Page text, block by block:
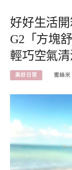
好好生活
G2「方塊
輕巧空氣
美好日常 蜜絲米